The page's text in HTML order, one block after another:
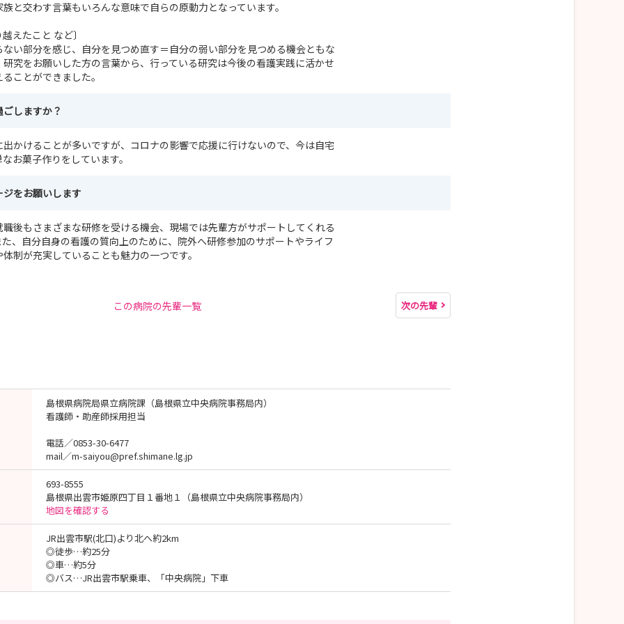
と交わす言葉もいろんな意味で自らの原動力となっています。
えたこと など〕
い部分を感じ、自分を見つめ直す＝自分の弱い部分を見つめる機会ともな
究をお願いした方の言葉から、行っている研究は今後の看護実践に活かせ
ことができました。
しますか？
かけることが多いですが、コロナの影響で応援に行けないので、今は自宅
お菓子作りをしています。
をお願いします
後もさまざまな研修を受ける機会、現場では先輩方がサポートしてくれる
、自分自身の看護の質向上のために、院外へ研修参加のサポートやライフ
制が充実していることも魅力の一つです。
この病院の先輩一覧 次の先輩
島根県病院局県立病院課（島根県立中央病院事務局内）
看護師・助産師採用担当
電話／0853-30-6477
mail／m-saiyou@pref.shimane.lg.jp
693-8555
島根県出雲市姫原四丁目１番地１（島根県立中央病院事務局内）
地図を確認する
JR出雲市駅(北口)より北へ約2km
◎徒歩…約25分
◎車…約5分
◎バス…JR出雲市駅乗車、「中央病院」下車